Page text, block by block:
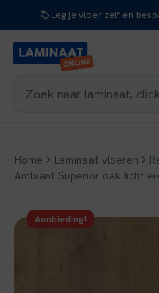
inhoud
Leg je vloer zelf en
Home Laminaat vloeren
Ambiant Superior oak licht
Aanbieding!